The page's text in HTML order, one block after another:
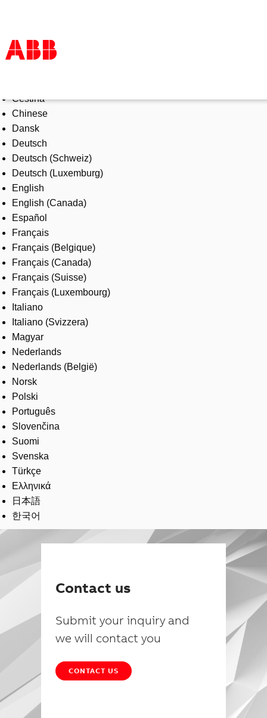
Products & Solutions
Industries
Services
About us
Where to buy
Contact us
Careers
Čeština
Chinese
Dansk
Deutsch
Deutsch (Schweiz)
Deutsch (Luxemburg)
English
English (Canada)
Español
Français
Français (Belgique)
Français (Canada)
Français (Suisse)
Français (Luxembourg)
Italiano
Italiano (Svizzera)
Magyar
Nederlands
Nederlands (België)
Norsk
Polski
Português
Slovenčina
Suomi
Svenska
Türkçe
Ελληνικά
日本語
한국어
Contact us
Submit your inquiry and
we will contact you
CONTACT US